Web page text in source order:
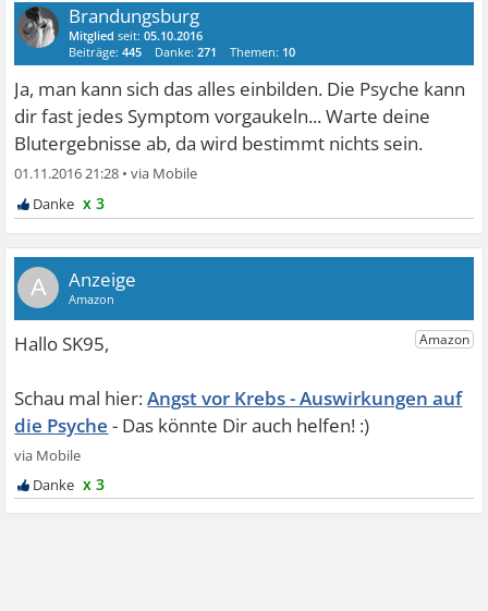
Brandungsburg
Mitglied seit:05.10.2016
Beiträge:445 Danke:271 Themen: 10
Ja, man kann sich das alles einbilden. Die Psyche kann
dir fast jedes Symptom vorgaukeln... Warte deine
Blutergebnisse ab, da wird bestimmt nichts sein.
01.11.2016 21:28 •
x 3
A
Angst vor Krebs - Auswirkungen auf
die Psyche
x 3